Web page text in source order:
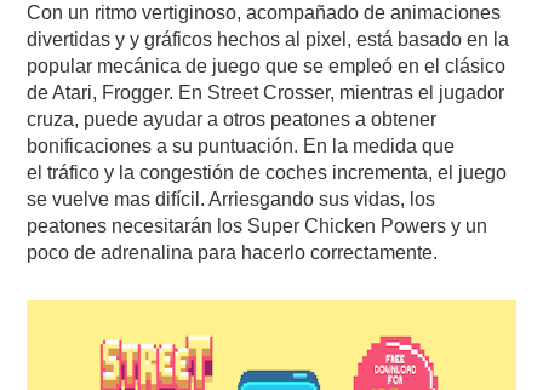
Con un ritmo vertiginoso, acompañado de animaciones
divertidas y y gráficos hechos al pixel, está basado en la
popular mecánica de juego que se empleó en el clásico
de Atari, Frogger. En Street Crosser, mientras el jugador
cruza, puede ayudar a otros peatones a obtener
bonificaciones a su puntuación. En la medida que
el tráfico y la congestión de coches incrementa, el juego
se vuelve mas difícil. Arriesgando sus vidas, los
peatones necesitarán los Super Chicken Powers y un
poco de adrenalina para hacerlo correctamente.